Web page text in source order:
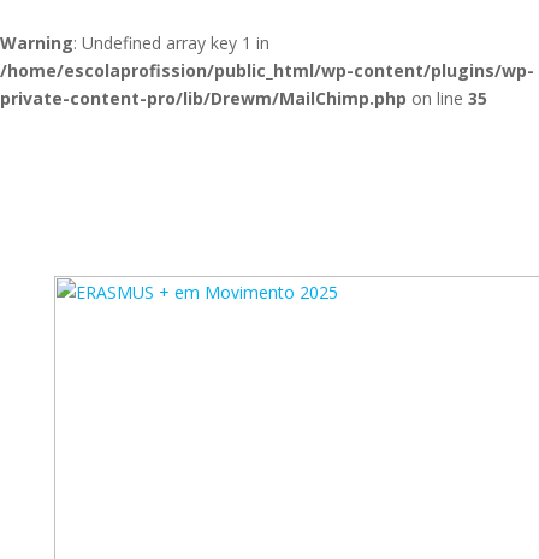
Warning: Undefined array key 1 in
/home/escolaprofission/public_html/wp-content/plugins/wp-
private-content-pro/lib/Drewm/MailChimp.php on line 35